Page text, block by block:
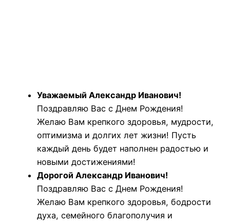
Уважаемый Александр Иванович!
Поздравляю Вас с Днем Рождения!
Желаю Вам крепкого здоровья, мудрости,
оптимизма и долгих лет жизни! Пусть
каждый день будет наполнен радостью и
новыми достижениями!
Дорогой Александр Иванович!
Поздравляю Вас с Днем Рождения!
Желаю Вам крепкого здоровья, бодрости
духа, семейного благополучия и